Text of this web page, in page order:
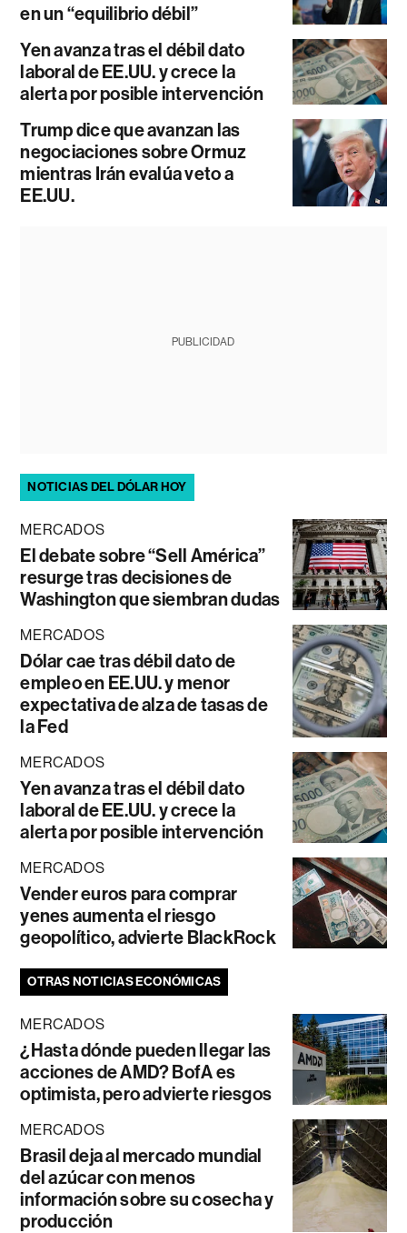
en un “equilibrio débil”
Yen avanza tras el débil dato
laboral de EE.UU. y crece la
alerta por posible intervención
Trump dice que avanzan las
negociaciones sobre Ormuz
mientras Irán evalúa veto a
EE.UU.
PUBLICIDAD
NOTICIAS DEL DÓLAR HOY
MERCADOS
El debate sobre “Sell América”
resurge tras decisiones de
Washington que siembran dudas
MERCADOS
Dólar cae tras débil dato de
empleo en EE.UU. y menor
expectativa de alza de tasas de
la Fed
MERCADOS
Yen avanza tras el débil dato
laboral de EE.UU. y crece la
alerta por posible intervención
MERCADOS
Vender euros para comprar
yenes aumenta el riesgo
geopolítico, advierte BlackRock
OTRAS NOTICIAS ECONÓMICAS
MERCADOS
¿Hasta dónde pueden llegar las
acciones de AMD? BofA es
optimista, pero advierte riesgos
MERCADOS
Brasil deja al mercado mundial
del azúcar con menos
información sobre su cosecha y
producción